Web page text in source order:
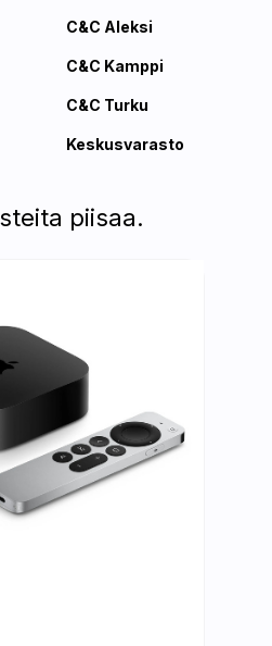
C&C Aleksi
C&C Kamppi
C&C Turku
Keskusvarasto
piisaa.